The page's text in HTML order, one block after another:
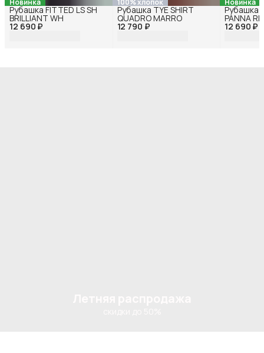
Новинка
12 690 ₽
Рубашка FITTED LS SH
BRILLIANT WH
100% хлопок
12 790 ₽
Рубашка TYE SHIRT
QUADRO MARRO
Новинка
12 690 ₽
Рубашка
PANNA